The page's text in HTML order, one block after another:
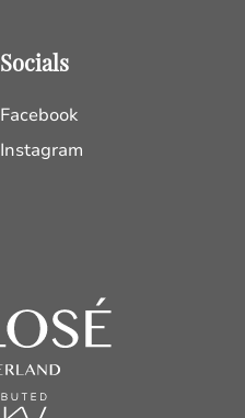
Socials
Facebook
Instagram